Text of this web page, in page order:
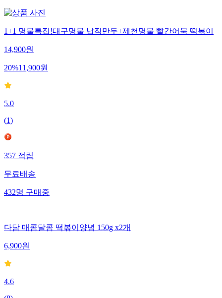
1+1 명물특집!대구명물 납작만두+제천명물 빨간어묵 떡볶이
14,900원
20%11,900원
5.0
(1)
357 적립
무료배송
432명 구매중
다담 매콤달콤 떡볶이양념 150g x2개
6,900원
4.6